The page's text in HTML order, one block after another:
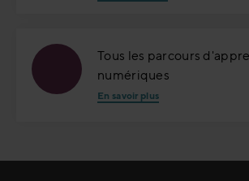
Tous les parcours
numériques
En savoir plus